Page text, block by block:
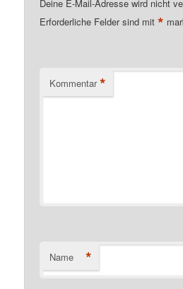
Deine E-Mail-Adresse wird nicht
Erforderliche Felder sind mit*
Kommentar *
Name *